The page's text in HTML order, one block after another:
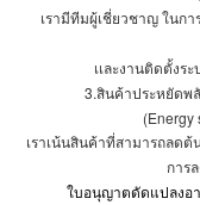
เรามีทีมผู้เชี่ยวชาญ ในก
เเละงานติดตั้งร
3.สินค้าประหยัดพ
(Energy
เราเน้นสินค้าที่สามารถลดต้
การ
ใบอนุญาตดัดแปลงอ